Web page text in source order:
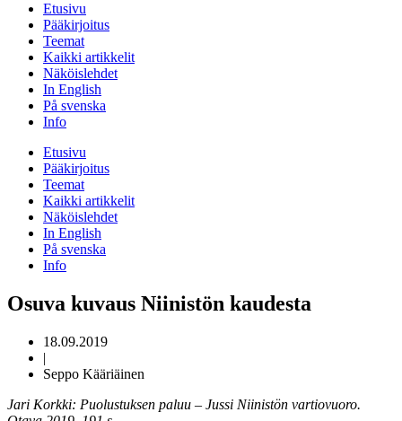
Etusivu
Pääkirjoitus
Teemat
Kaikki artikkelit
Näköislehdet
In English
På svenska
Info
Etusivu
Pääkirjoitus
Teemat
Kaikki artikkelit
Näköislehdet
In English
På svenska
Info
Osuva kuvaus Niinistön kaudesta
18.09.2019
|
Seppo Kääriäinen
Jari Korkki: Puolustuksen paluu – Jussi Niinistön vartiovuoro.